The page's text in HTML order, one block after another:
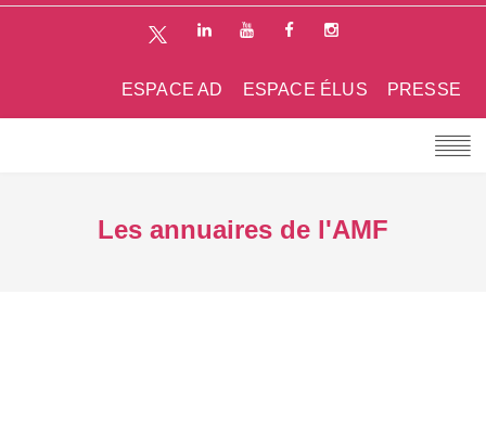
PRESSE
ESPACE ÉLUS
ESPACE AD
Les annuaires de l'AMF